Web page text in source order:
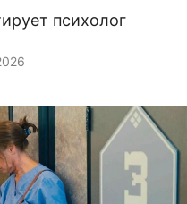
психолог